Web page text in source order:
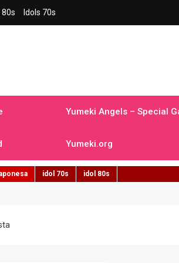
80s Idols 70s
Yumeki Angels – Special
Yumeki.org
idol 70s idol 80s